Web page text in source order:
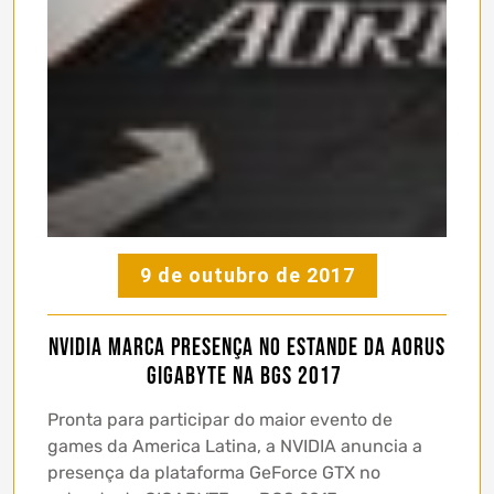
9 de outubro de 2017
NVIDIA marca presença no estande da Aorus
Gigabyte na BGS 2017
Pronta para participar do maior evento de
games da America Latina, a NVIDIA anuncia a
presença da plataforma GeForce GTX no